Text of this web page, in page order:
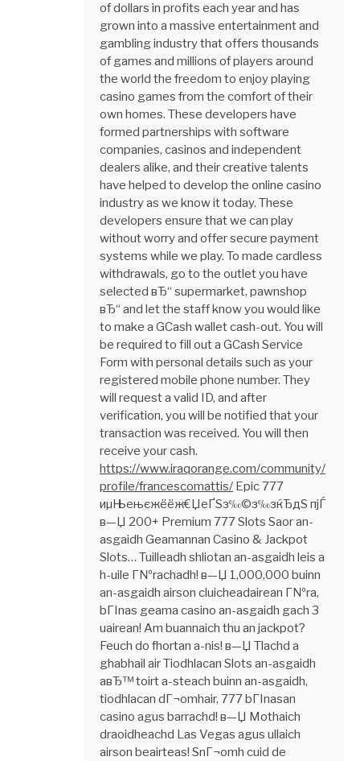
of dollars in profits each year and has
grown into a massive entertainment and
gambling industry that offers thousands
of games and millions of players around
the world the freedom to enjoy playing
casino games from the comfort of their
own homes. These developers have
formed partnerships with software
companies, casinos and independent
dealers alike, and their creative talents
have helped to develop the online casino
industry as we know it today. These
developers ensure that we can play
without worry and offer secure payment
systems while we play. To made cardless
withdrawals, go to the outlet you have
selected вЂ“ supermarket, pawnshop
вЂ“ and let the staff know you would like
to make a GCash wallet cash-out. You will
be required to fill out a GCash Service
Form with personal details such as your
registered mobile phone number. They
will request a valid ID, and after
verification, you will be notified that your
transaction was received. You will then
receive your cash.
https://www.iraqorange.com/community/
profile/francescomattis/ Epic 777
иµЊењєжёёж€ЏеҐЅз‰©з­‰зќЂдЅ пјЃ
в—Џ 200+ Premium 777 Slots Saor an-
asgaidh Geamannan Casino & Jackpot
Slots… Tuilleadh shliotan an-asgaidh leis a
h-uile Г№rachadh! в—Џ 1,000,000 buinn
an-asgaidh airson cluicheadairean Г№ra,
bГІnas geama casino an-asgaidh gach 3
uairean! Am buannaich thu an jackpot?
Feuch do fhortan a-nis! в—Џ Tlachd a
ghabhail air Tiodhlacan Slots an-asgaidh
aвЂ™ toirt a-steach buinn an-asgaidh,
tiodhlacan dГ¬omhair, 777 bГІnasan
casino agus barrachd! в—Џ Mothaich
draoidheachd Las Vegas agus ullaich
airson beairteas! SnГ¬omh cuid de